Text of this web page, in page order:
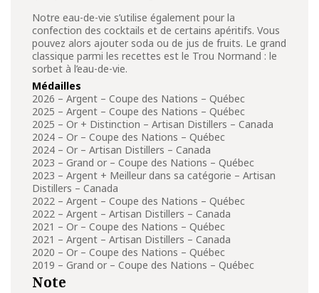
Notre eau-de-vie s’utilise également pour la
confection des cocktails et de certains apéritifs. Vous
pouvez alors ajouter soda ou de jus de fruits. Le grand
classique parmi les recettes est le Trou Normand : le
sorbet à l’eau-de-vie.
Médailles
2026 – Argent – Coupe des Nations – Québec
2025 – Argent – Coupe des Nations – Québec
2025 – Or + Distinction – Artisan Distillers – Canada
2024 – Or – Coupe des Nations – Québec
2024 – Or – Artisan Distillers – Canada
2023 – Grand or – Coupe des Nations – Québec
2023 – Argent + Meilleur dans sa catégorie – Artisan
Distillers – Canada
2022 – Argent – Coupe des Nations – Québec
2022 – Argent – Artisan Distillers – Canada
2021 – Or – Coupe des Nations – Québec
2021 – Argent – Artisan Distillers – Canada
2020 – Or – Coupe des Nations – Québec
2019 – Grand or – Coupe des Nations – Québec
Note